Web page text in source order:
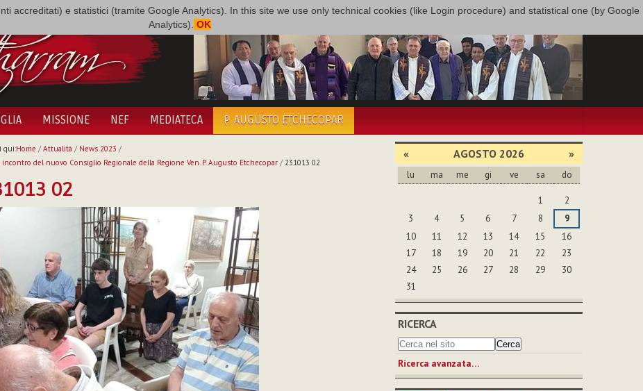
accreditati) e statistici (tramite Google Analytics). In this site we use only technical cookies (like Login procedure) and statistical one (by Google
Analytics). OK
MISSIONE NEF MEDIATECA P. AUGUSTO ETCHECOPAR
qui:Home / Attualità / News 2023 /
incontro del nuovo Consiglio Regionale della Regione Ven. P. Augusto Etchecopar/ 231013 02
02
« AGOSTO 2026 »
lu ma me gi ve sa do
1
2
3
4 5 6 7 8
9
10
11 12 13 14 15
16
17
18 19 20 21 22
23
24
25 26 27 28 29
30
31
RICERCA
Ricerca avanzata…